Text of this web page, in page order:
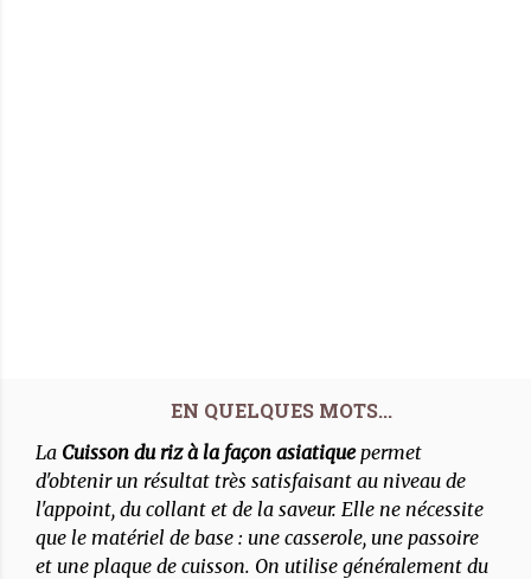
La Cuisson du riz à la façon asiatiquepermet
d'obtenir un résultat très satisfaisant au niveau de
l'appoint, du collant et de la saveur. Elle ne nécessite
que le matériel de base : une casserole, une passoire
et une plaque de cuisson. On utilise généralement du